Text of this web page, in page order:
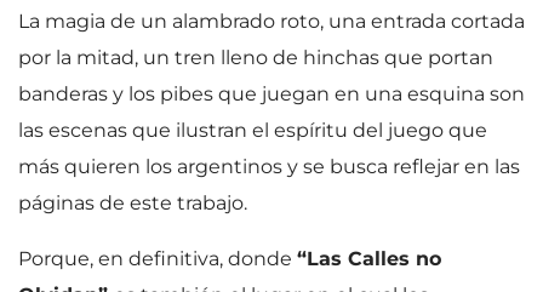
La magia de un alambrado roto, una entrada cortada
por la mitad, un tren lleno de hinchas que portan
banderas y los pibes que juegan en una esquina son
las escenas que ilustran el espíritu del juego que
más quieren los argentinos y se busca reflejar en las
páginas de este trabajo.
Porque, en definitiva, donde “Las Calles no